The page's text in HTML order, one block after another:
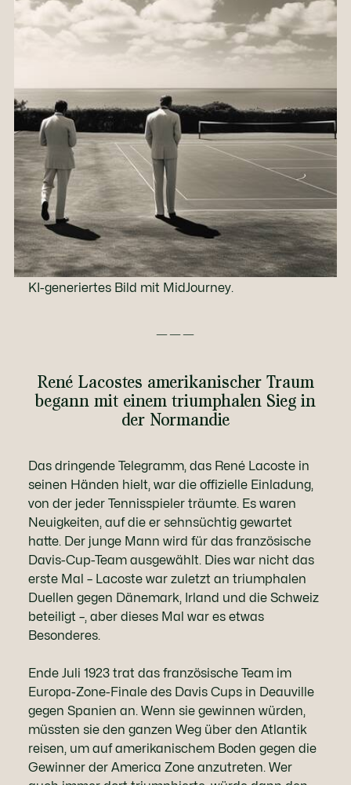
KI-generiertes Bild mit MidJourney.
———
René Lacostes amerikanischer Traum
begann mit einem triumphalen Sieg in
der Normandie
Das dringende Telegramm, das René Lacoste in
seinen Händen hielt, war die offizielle Einladung,
von der jeder Tennisspieler träumte. Es waren
Neuigkeiten, auf die er sehnsüchtig gewartet
hatte. Der junge Mann wird für das französische
Davis-Cup-Team ausgewählt. Dies war nicht das
erste Mal – Lacoste war zuletzt an triumphalen
Duellen gegen Dänemark, Irland und die Schweiz
beteiligt –, aber dieses Mal war es etwas
Besonderes.
Ende Juli 1923 trat das französische Team im
Europa-Zone-Finale des Davis Cups in Deauville
gegen Spanien an. Wenn sie gewinnen würden,
müssten sie den ganzen Weg über den Atlantik
reisen, um auf amerikanischem Boden gegen die
Gewinner der America Zone anzutreten. Wer